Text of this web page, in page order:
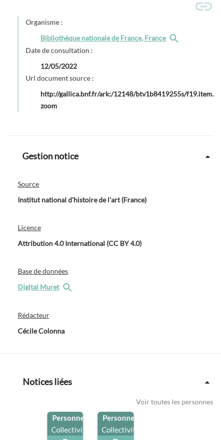
Organisme :
Bibliothèque nationale de France, France
Date de consultation :
12/05/2022
Url document source :
http://gallica.bnf.fr/ark:/12148/btv1b8419255s/f19.item.
zoom
Gestion notice
Source
Institut national d'histoire de l'art (France)
Licence
Attribution 4.0 International (CC BY 4.0)
Base de données
Digital Muret
Rédacteur
Cécile Colonna
Notices liées
Voir toutes les personnes
Personne
Collectivité
Personne
Collectivité